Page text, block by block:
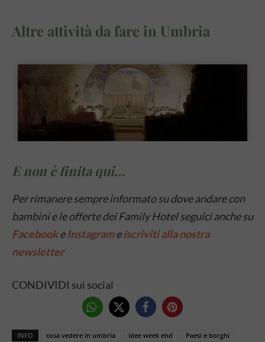
Altre attività da fare in Umbria
E non è finita qui…
Per rimanere sempre informato su dove andare con
bambini e le offerte dei Family Hotel seguici anche su
FacebookeInstagrameiscriviti alla nostra
newsletter
CONDIVIDI sui social
INFO cosa vedere in umbria idee week end Paesi e borghi